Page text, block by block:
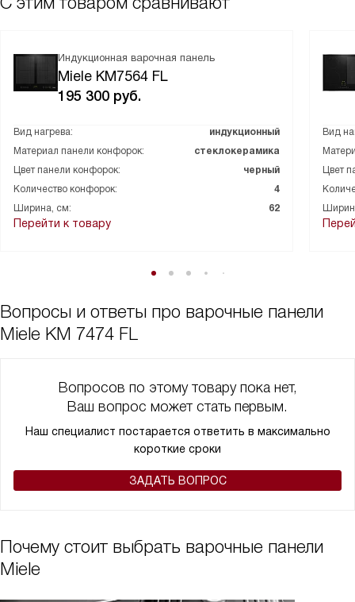
Индукционная варочная панель
Miele KM7564 FL
195 300 руб.
Вид нагрева:
индукционный
Материал панели конфорок:
стеклокерамика
Цвет панели конфорок:
черный
Количество конфорок:
4
Ширина, см:
62
Перейти к товару
Вид
Цвет
Вопросы и ответы про варочные панели
Miele KM 7474 FL
Вопросов по этому товару пока нет,
Ваш вопрос может стать первым.
Наш специалист постарается ответить в максимально
короткие сроки
ЗАДАТЬ ВОПРОС
Почему стоит выбрать варочные панели
Miele